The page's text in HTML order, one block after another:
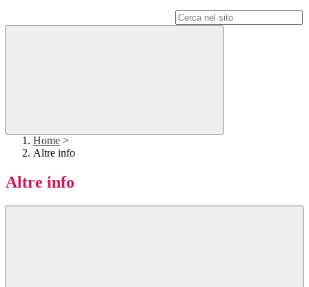
Home >
Altre info
Altre info